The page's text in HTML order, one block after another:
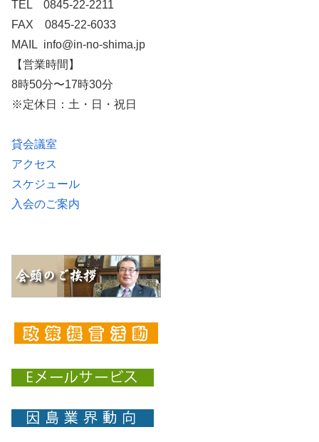
TEL 0845-22-2211
FAX 0845-22-6033
MAIL info@in-no-shima.jp
【営業時間】
8時50分〜17時30分
※定休日：土・日・祝日
貸会議室
アクセス
スケジュール
入会のご案内